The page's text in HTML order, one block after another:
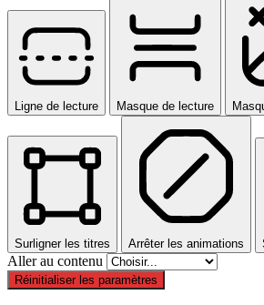
Ligne de lecture Masque de lecture
Surligner les titres Arrêter les animations
Aller au contenu
Réinitialiser les paramètres